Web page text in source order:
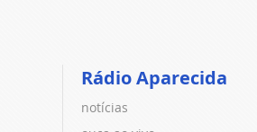
Rádio Aparecida
notícias